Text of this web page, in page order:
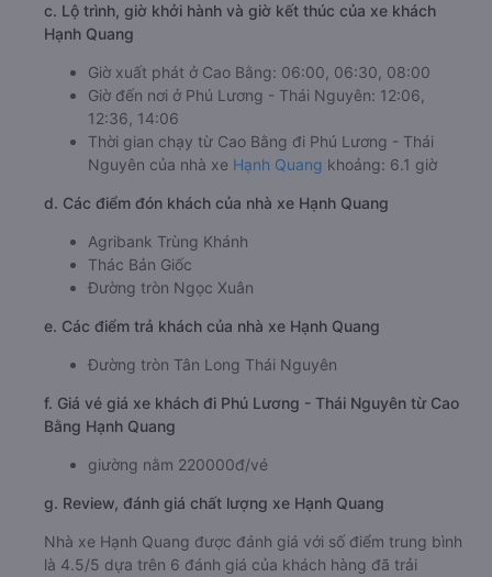
c. Lộ trình, giờ khởi hành và giờ kết thúc của xe khách
Hạnh Quang
Giờ xuất phát ở Cao Bằng: 06:00, 06:30, 08:00
Giờ đến nơi ở Phú Lương - Thái Nguyên: 12:06,
12:36, 14:06
Thời gian chạy từ Cao Bằng đi Phú Lương - Thái
Nguyên của nhà xe Hạnh Quang khoảng: 6.1 giờ
d. Các điểm đón khách của nhà xe Hạnh Quang
Agribank Trùng Khánh
Thác Bản Giốc
Đường tròn Ngọc Xuân
e. Các điểm trả khách của nhà xe Hạnh Quang
Đường tròn Tân Long Thái Nguyên
f. Giá vé giá xe khách đi Phú Lương - Thái Nguyên từ Cao
Bằng Hạnh Quang
giường nằm 220000đ/vé
g. Review, đánh giá chất lượng xe Hạnh Quang
Nhà xe Hạnh Quang được đánh giá với số điểm trung bình
là 4.5/5 dựa trên 6 đánh giá của khách hàng đã trải